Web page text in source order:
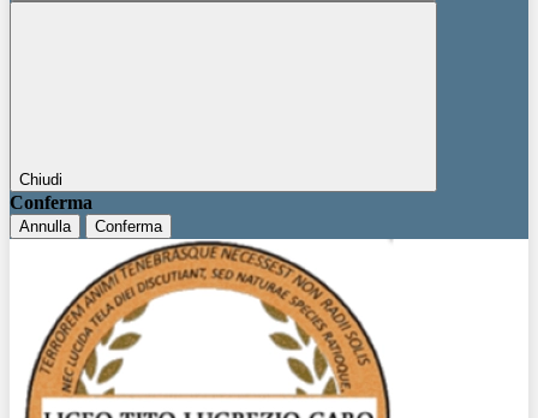
Chiudi
Conferma
Annulla Conferma